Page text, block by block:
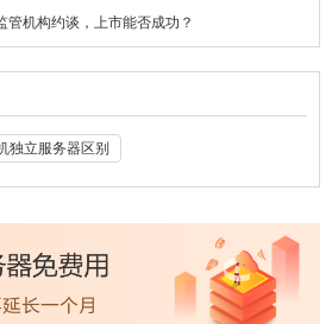
管机构约谈，上市能否成功？
独立服务器区别